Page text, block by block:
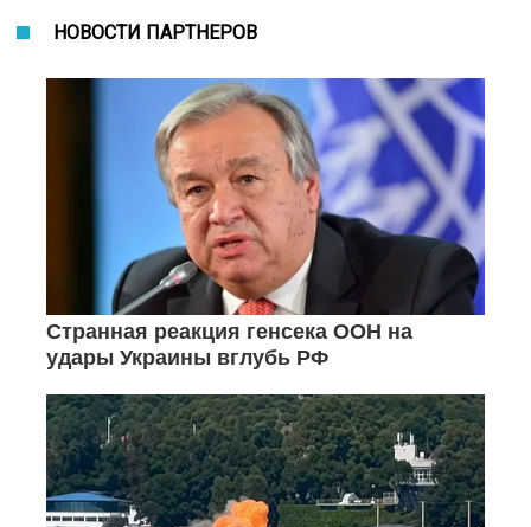
НОВОСТИ ПАРТНЕРОВ